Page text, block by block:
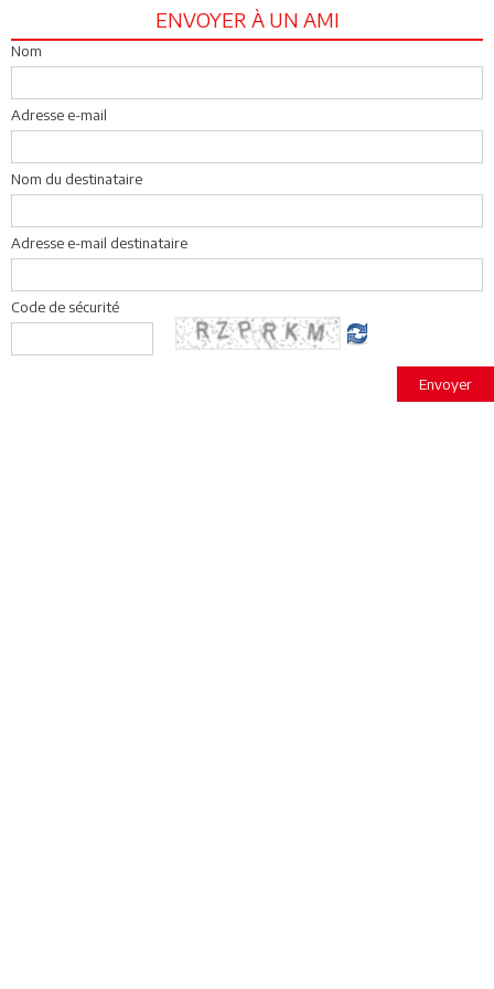
ENVOYER À UN AMI
Nom
Adresse e-mail
Nom du destinataire
Adresse e-mail destinataire
Code de sécurité
Envoyer